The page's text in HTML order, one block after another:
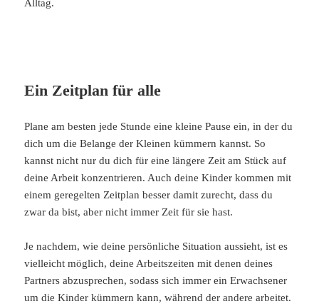
Alltag.
Ein Zeitplan für alle
Plane am besten jede Stunde eine kleine Pause ein, in der du
dich um die Belange der Kleinen kümmern kannst. So
kannst nicht nur du dich für eine längere Zeit am Stück auf
deine Arbeit konzentrieren. Auch deine Kinder kommen mit
einem geregelten Zeitplan besser damit zurecht, dass du
zwar da bist, aber nicht immer Zeit für sie hast.
Je nachdem, wie deine persönliche Situation aussieht, ist es
vielleicht möglich, deine Arbeitszeiten mit denen deines
Partners abzusprechen, sodass sich immer ein Erwachsener
um die Kinder kümmern kann, während der andere arbeitet.